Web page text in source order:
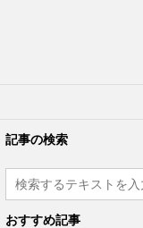
記事の検索
おすすめ記事